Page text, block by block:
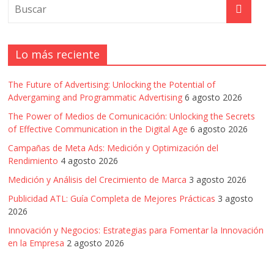
Magazine
de
Publicidad
y
Marketing
|
Noticias
Lo más reciente
The Future of Advertising: Unlocking the Potential of
Advergaming and Programmatic Advertising 6 agosto 2026
The Power of Medios de Comunicación: Unlocking the Secrets
of Effective Communication in the Digital Age 6 agosto 2026
Campañas de Meta Ads: Medición y Optimización del
Rendimiento 4 agosto 2026
Medición y Análisis del Crecimiento de Marca 3 agosto 2026
Publicidad ATL: Guía Completa de Mejores Prácticas 3 agosto
2026
Innovación y Negocios: Estrategias para Fomentar la Innovación
en la Empresa 2 agosto 2026